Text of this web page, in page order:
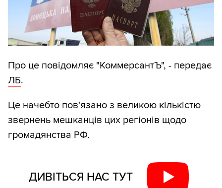
Про це повідомляє "КоммерсантЪ", - передає
ЛБ.
Це начебто пов'язано з великою кількістю
звернень мешканців цих регіонів щодо
громадянства РФ.
ДИВІТЬСЯ НАС ТУТ